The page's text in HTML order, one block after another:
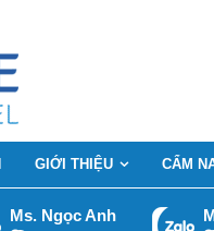
GIỚI THIỆU CẨM
Ms. Ngọc Anh